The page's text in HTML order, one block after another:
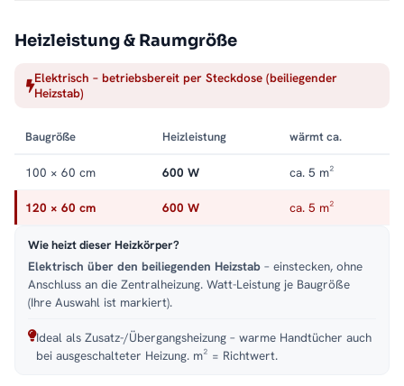
Sie die Raumempfehlung – ideal überall dort, wo ein Heizkörper
Der TAYLOR Flachheizkörperheizt Ihren Wohnraum effizient
Paneelheizkörper
, der Wärme und Optik vereint.
Passende Varianten, Zubehör & Service
Passendes Zubehör: Heizstab ESSENTIAL
Service: Kundenservice,Montageservice.
Heizleistung & Raumgröße
Elektrisch – betriebsbereit per Steckdose (beiliegender
Heizstab)
Baugröße Heizleistung wärmt ca.
100 × 60 cm 600 W ca. 5 m²
120 × 60 cm 600 W ca. 5 m²
Wie heizt dieser Heizkörper?
Elektrisch über den beiliegenden Heizstab – einstecken, ohne
Anschluss an die Zentralheizung. Watt-Leistung je Baugröße
(Ihre Auswahl ist markiert).
Ideal als Zusatz-/Übergangsheizung – warme Handtücher auch
bei ausgeschalteter Heizung. m² = Richtwert.